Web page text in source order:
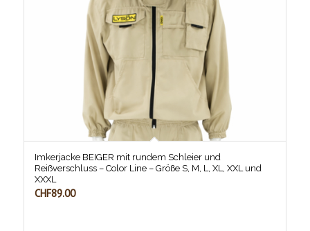
Imkerjacke BEIGER mit rundem Schleier und
Reißverschluss – Color Line – Größe S, M, L, XL, XXL und
XXXL
CHF89.00